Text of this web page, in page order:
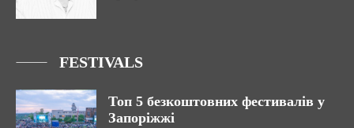
FESTIVALS
Топ 5 безкоштовних фестивалів у
Запоріжжі